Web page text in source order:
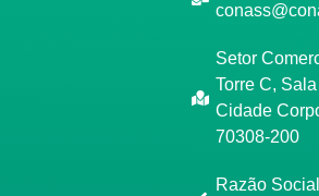
Setor
Torre C,
Cidade
70308-200
Razão